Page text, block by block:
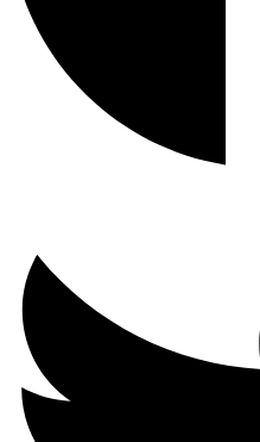
4-الفصلواجهة BNC (1.0 Vp-p ،